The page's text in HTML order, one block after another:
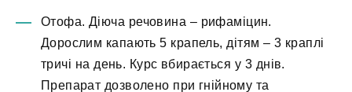
Отофа. Діюча речовина – рифаміцин.
Дорослим капають 5 крапель, дітям – 3 краплі
тричі на день. Курс вбирається у 3 днів.
Препарат дозволено при гнійному та